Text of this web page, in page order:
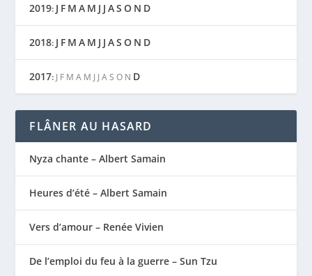
2019: J F M A M J J AS O N D
2018: J F M A M J J AS O N D
2017: J F M A M J J A S O N D
FLÂNER AU HASARD
Nyza chante – Albert Samain
Heures d’été – Albert Samain
Vers d’amour – Renée Vivien
De l’emploi du feu à la guerre – Sun Tzu